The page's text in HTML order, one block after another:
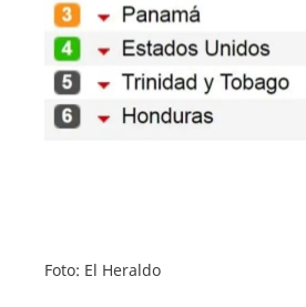
Foto: El Heraldo